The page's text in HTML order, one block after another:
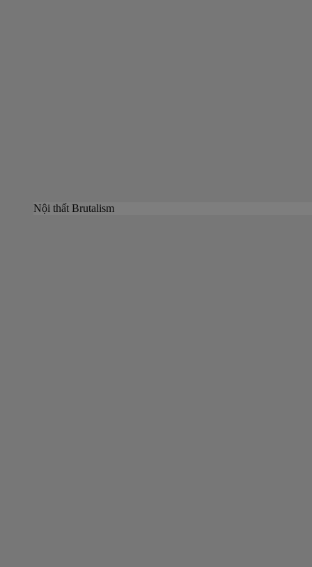
Nội thất Brutalism